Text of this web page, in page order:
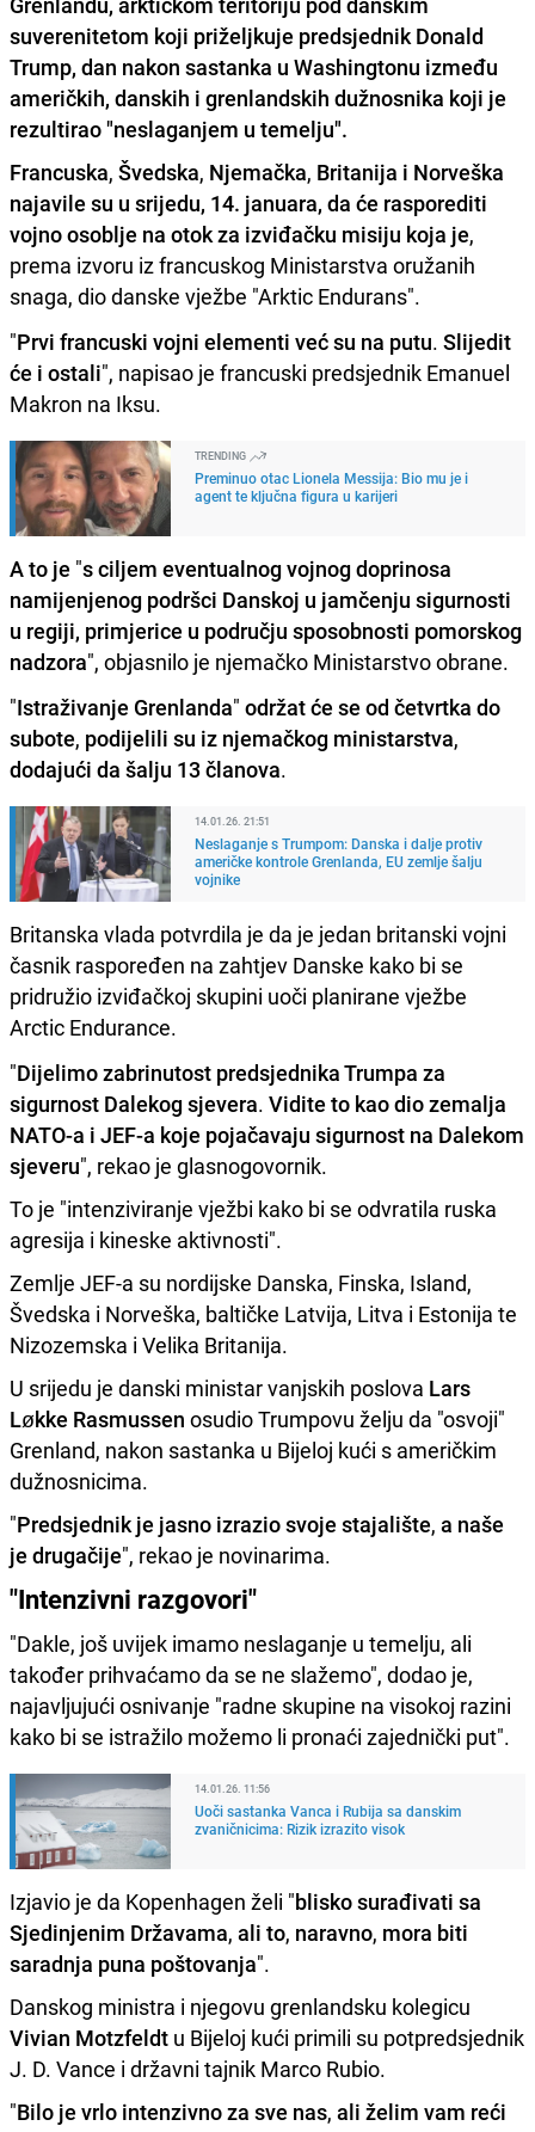
suverenitetom koji priželjkuje predsjednik Donald
Trump, dan nakon sastanka u Washingtonu između
američkih, danskih i grenlandskih dužnosnika koji je
rezultirao "neslaganjem u temelju".
Francuska, Švedska, Njemačka, Britanija i Norveška
najavile su u srijedu, 14. januara, da će rasporediti
vojno osoblje na otok za izviđačku misiju koja je,
prema izvoru iz francuskog Ministarstva oružanih
snaga, dio danske vježbe "Arktic Endurans".
"Prvi francuski vojni elementi već su na putu. Slijedit
će i ostali", napisao je francuski predsjednik Emanuel
Makron na Iksu.
TRENDING
Preminuo otac Lionela Messija: Bio mu je i
agent te ključna figura u karijeri
A to je "s ciljem eventualnog vojnog doprinosa
namijenjenog podršci Danskoj u jamčenju sigurnosti
u regiji, primjerice u području sposobnosti pomorskog
nadzora", objasnilo je njemačko Ministarstvo obrane.
"Istraživanje Grenlanda" održat će se od četvrtka do
subote, podijelili su iz njemačkog ministarstva,
dodajući da šalju 13 članova.
14.01.26. 21:51
Neslaganje s Trumpom: Danska i dalje protiv
američke kontrole Grenlanda, EU zemlje šalju
vojnike
Britanska vlada potvrdila je da je jedan britanski vojni
časnik raspoređen na zahtjev Danske kako bi se
pridružio izviđačkoj skupini uoči planirane vježbe
Arctic Endurance.
"Dijelimo zabrinutost predsjednika Trumpa za
sigurnost Dalekog sjevera. Vidite to kao dio zemalja
NATO-a i JEF-a koje pojačavaju sigurnost na Dalekom
sjeveru", rekao je glasnogovornik.
To je "intenziviranje vježbi kako bi se odvratila ruska
agresija i kineske aktivnosti".
Zemlje JEF-a su nordijske Danska, Finska, Island,
Švedska i Norveška, baltičke Latvija, Litva i Estonija te
Nizozemska i Velika Britanija.
U srijedu je danski ministar vanjskih poslova Lars
Løkke Rasmussen osudio Trumpovu želju da "osvoji"
Grenland, nakon sastanka u Bijeloj kući s američkim
dužnosnicima.
"Predsjednik je jasno izrazio svoje stajalište, a naše
je drugačije", rekao je novinarima.
"Intenzivni razgovori"
"Dakle, još uvijek imamo neslaganje u temelju, ali
također prihvaćamo da se ne slažemo", dodao je,
najavljujući osnivanje "radne skupine na visokoj razini
kako bi se istražilo možemo li pronaći zajednički put".
14.01.26. 11:56
Uoči sastanka Vanca i Rubija sa danskim
zvaničnicima: Rizik izrazito visok
Izjavio je da Kopenhagen želi "blisko surađivati ​​sa
Sjedinjenim Državama, ali to, naravno, mora biti
saradnja puna poštovanja".
Danskog ministra i njegovu grenlandsku kolegicu
Vivian Motzfeldt u Bijeloj kući primili su potpredsjednik
J. D. Vance i državni tajnik Marco Rubio.
"Bilo je vrlo intenzivno za sve nas, ali želim vam reći